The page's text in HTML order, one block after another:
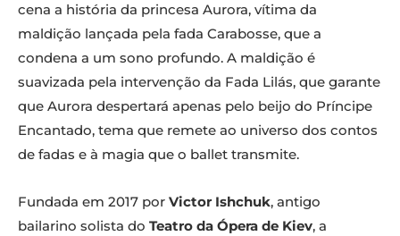
cena a história da princesa Aurora, vítima da
maldição lançada pela fada Carabosse, que a
condena a um sono profundo. A maldição é
suavizada pela intervenção da Fada Lilás, que garante
que Aurora despertará apenas pelo beijo do Príncipe
Encantado, tema que remete ao universo dos contos
de fadas e à magia que o ballet transmite.
Fundada em 2017 por Victor Ishchuk, antigo
bailarino solista do Teatro da Ópera de Kiev, a